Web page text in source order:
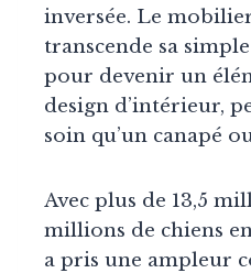
inversée. Le
transcende sa
pour devenir un
design d’intérieur,
soin qu’un canapé
Avec plus de 13,5
millions de chiens
a pris une ampleur